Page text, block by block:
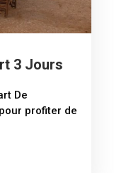
3 Jours
De
profiter de